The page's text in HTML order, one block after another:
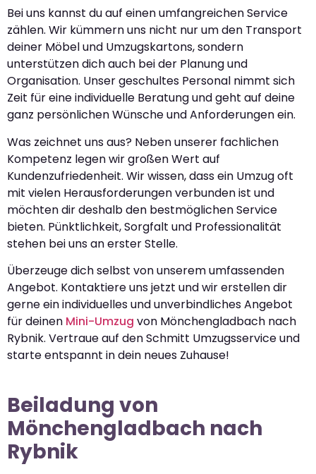
Bei uns kannst du auf einen umfangreichen Service
zählen. Wir kümmern uns nicht nur um den Transport
deiner Möbel und Umzugskartons, sondern
unterstützen dich auch bei der Planung und
Organisation. Unser geschultes Personal nimmt sich
Zeit für eine individuelle Beratung und geht auf deine
ganz persönlichen Wünsche und Anforderungen ein.
Was zeichnet uns aus? Neben unserer fachlichen
Kompetenz legen wir großen Wert auf
Kundenzufriedenheit. Wir wissen, dass ein Umzug oft
mit vielen Herausforderungen verbunden ist und
möchten dir deshalb den bestmöglichen Service
bieten. Pünktlichkeit, Sorgfalt und Professionalität
stehen bei uns an erster Stelle.
Überzeuge dich selbst von unserem umfassenden
Angebot. Kontaktiere uns jetzt und wir erstellen dir
gerne ein individuelles und unverbindliches Angebot
für deinen Mini-Umzug von Mönchengladbach nach
Rybnik. Vertraue auf den Schmitt Umzugsservice und
starte entspannt in dein neues Zuhause!
Beiladung von
Mönchengladbach nach
Rybnik